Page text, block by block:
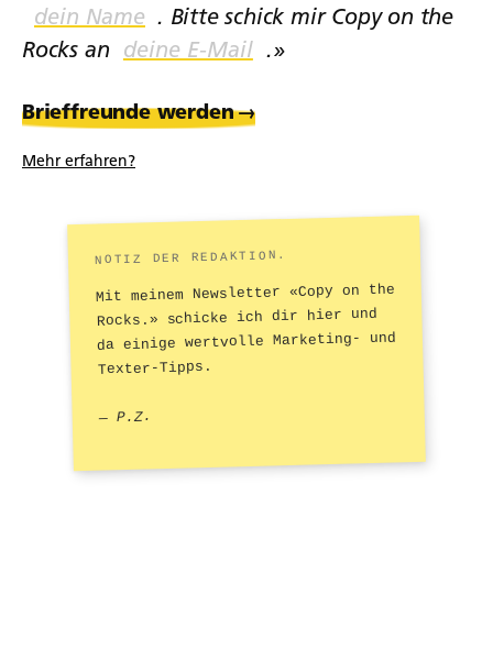
. Bitte schick mir Copy on the
Rocks an
.»
Brieffreunde werden→
Mehr erfahren?
NOTIZ DER REDAKTION.
Mit meinem Newsletter «Copy on the
Rocks.» schicke ich dir hier und
da einige wertvolle Marketing- und
Texter-Tipps.
— P.Z.